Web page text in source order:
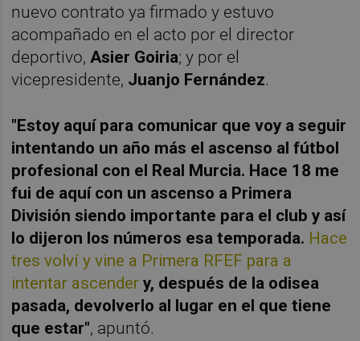
nuevo contrato ya firmado y estuvo
acompañado en el acto por el director
deportivo, Asier Goiria; y por el
vicepresidente, Juanjo Fernández.
"Estoy aquí para comunicar que voy a seguir
intentando un año más el ascenso al fútbol
profesional con el Real Murcia. Hace 18 me
fui de aquí con un ascenso a Primera
División siendo importante para el club y así
lo dijeron los números esa temporada. Hace
tres volví y vine a Primera RFEF para a
intentar ascender y, después de la odisea
pasada, devolverlo al lugar en el que tiene
que estar", apuntó.